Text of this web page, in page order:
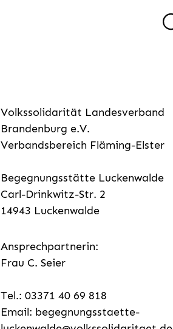
Volkssolidarität Landesverband
Brandenburg e.V.
Verbandsbereich Fläming-Elster
Begegnungsstätte Luckenwalde
Carl-Drinkwitz-Str. 2
14943 Luckenwalde
Ansprechpartnerin:
Frau C. Seier
Tel.: 03371 40 69 818
Email: begegnungsstaette-